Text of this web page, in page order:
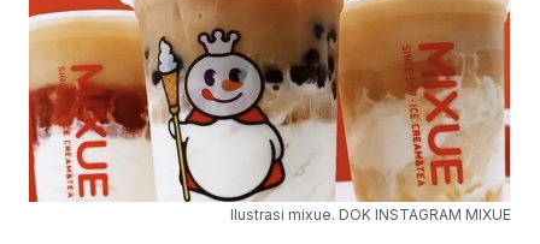
Ilustrasi mixue. DOK INSTAGRAM MIXUE